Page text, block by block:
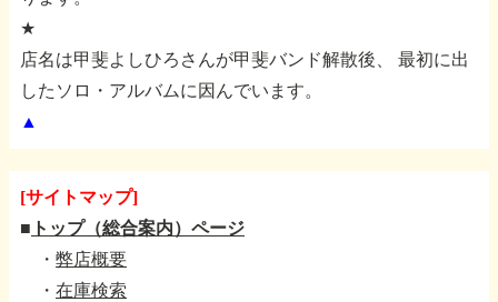
★
店名は甲斐よしひろさんが甲斐バンド解散後、
最初に出
したソロ・アルバムに因んでいます。
▲
[サイトマップ]
■ トップ（総合案内）ページ
・ 弊店概要
・ 在庫検索